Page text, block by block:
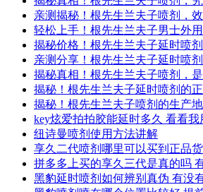
亲测揭秘！根先生兰夫子喷剂，
轻松上手！根先生兰夫子男士外
揭秘价格！根先生兰夫子延时喷
亲测分享！根先生兰夫子延时喷
揭秘真相！根先生兰夫子喷剂，
揭秘！根先生兰夫子延时喷剂的
揭秘！根先生兰夫子喷剂的生产
key炫爱拍拍胶能延时多久 看看
纽诗曼喷剂使用方法讲解
享久二代喷剂哪里可以买到正品
拼多多上买的享久三代是真的吗
黑豹延时喷剂如何辨别真伪 有没